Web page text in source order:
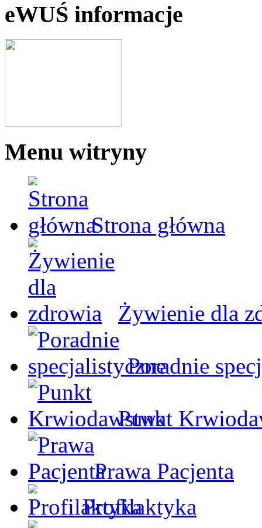
eWUŚ informacje
Menu witryny
Strona główna
Żywienie dla
Poradnie
Punkt
Prawa Pacjenta
Profilaktyka